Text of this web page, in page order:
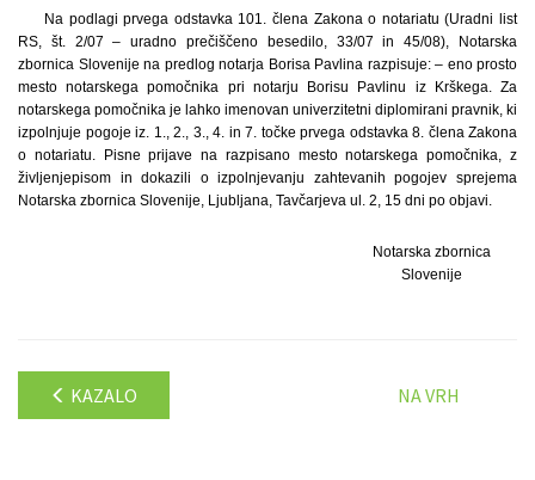
Na podlagi prvega odstavka 101. člena Zakona o notariatu (Uradni list
RS, št. 2/07 – uradno prečiščeno besedilo, 33/07 in 45/08), Notarska
zbornica Slovenije na predlog notarja Borisa Pavlina razpisuje: – eno prosto
mesto notarskega pomočnika pri notarju Borisu Pavlinu iz Krškega. Za
notarskega pomočnika je lahko imenovan univerzitetni diplomirani pravnik, ki
izpolnjuje pogoje iz. 1., 2., 3., 4. in 7. točke prvega odstavka 8. člena Zakona
o notariatu. Pisne prijave na razpisano mesto notarskega pomočnika, z
življenjepisom in dokazili o izpolnjevanju zahtevanih pogojev sprejema
Notarska zbornica Slovenije, Ljubljana, Tavčarjeva ul. 2, 15 dni po objavi.
Notarska zbornica
Slovenije
KAZALO NA VRH